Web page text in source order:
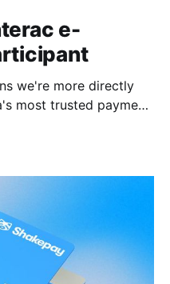
e-
we're more directly
most trusted payment
and a stronger